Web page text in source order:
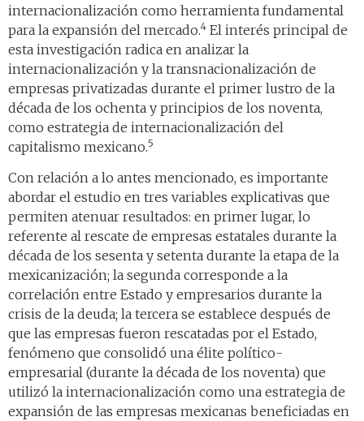
internacionalización como herramienta fundamental
para la expansión del mercado.4 El interés principal de
esta investigación radica en analizar la
internacionalización y la transnacionalización de
empresas privatizadas durante el primer lustro de la
década de los ochenta y principios de los noventa,
como estrategia de internacionalización del
capitalismo mexicano.5
Con relación a lo antes mencionado, es importante
abordar el estudio en tres variables explicativas que
permiten atenuar resultados: en primer lugar, lo
referente al rescate de empresas estatales durante la
década de los sesenta y setenta durante la etapa de la
mexicanización; la segunda corresponde a la
correlación entre Estado y empresarios durante la
crisis de la deuda; la tercera se establece después de
que las empresas fueron rescatadas por el Estado,
fenómeno que consolidó una élite político-
empresarial (durante la década de los noventa) que
utilizó la internacionalización como una estrategia de
expansión de las empresas mexicanas beneficiadas en